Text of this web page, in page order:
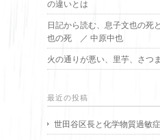
の違いとは
日記から読む、息子文也の死
也の死 ／ 中原中也
火の通りが悪い、里芋、さつ
最近の投稿
世田谷区長と化学物質過敏症